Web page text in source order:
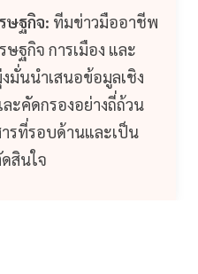
ษฐกิจ: ทีมข่าวมืออาชีพ
ฐกิจ การเมือง และ
มั่นนำเสนอข้อมูลเชิง
ะคัดกรองอย่างถี่ถ้วน
รที่รอบด้านและเป็น
สินใจ